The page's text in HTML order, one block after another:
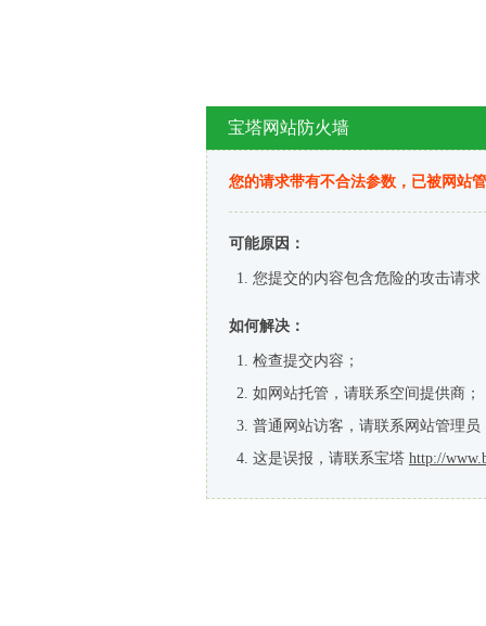
宝塔网站防火墙
您的请求带有不合法参数，已被网站
可能原因：
您提交的内容包含危险的攻击请求
如何解决：
检查提交内容；
如网站托管，请联系空间提供商；
普通网站访客，请联系网站管理员
这是误报，请联系宝塔 http://